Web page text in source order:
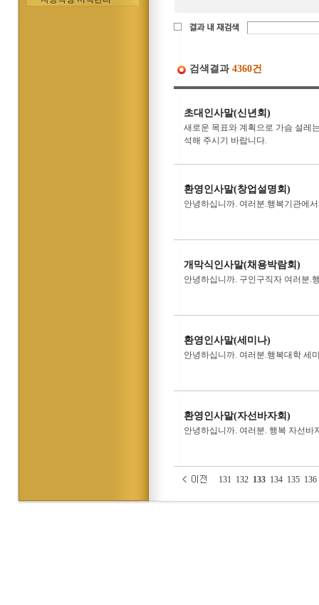
검색결과 4360건
초대인사말(신년회)
새로운 목표와 계획으로 가슴 설레
석해 주시기 바랍니다.
환영인사말(창업설명회)
안녕하십니까. 여러분.행복기관에
개막식인사말(채용박람회)
안녕하십니까. 구인구직자 여러분.
환영인사말(세미나)
안녕하십니까. 여러분.행복대학 세
환영인사말(자선바자회)
안녕하십니까. 여러분. 행복 자선바
131 132 133 134 135 136